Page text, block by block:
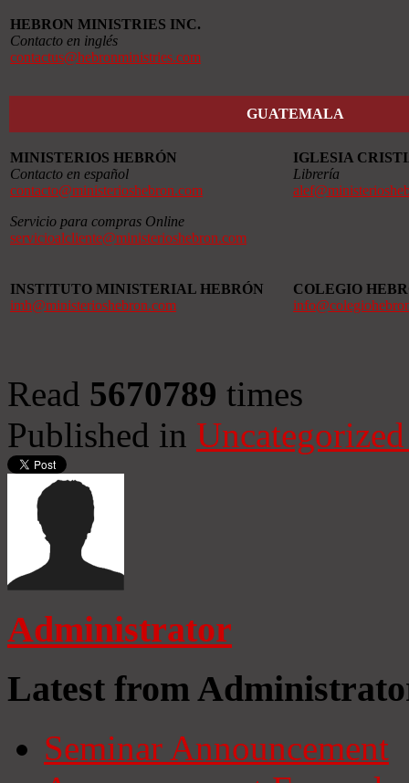
HEBRON MINISTRIES INC.
Contacto en inglés
contactus@hebronministries.com
GUATEMALA
MINISTERIOS HEBRÓN
Contacto en español
contacto@ministerioshebron.com
Servicio para compras Online
servicioalcliente@ministerioshebron.com
IGLESIA
Librería
INSTITUTO MINISTERIAL HEBRÓN
imh@ministerioshebron.com
COLEGIO
Read 5670789 times
Published in
Administrator
Latest from
Seminar Announcement